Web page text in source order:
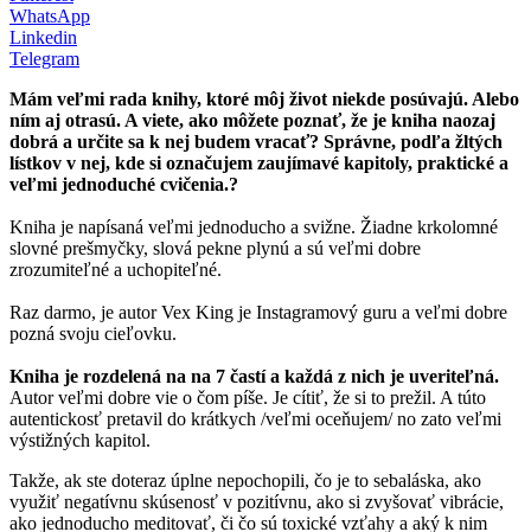
WhatsApp
Linkedin
Telegram
Mám veľmi rada knihy, ktoré môj život niekde posúvajú. Alebo
ním aj otrasú. A viete, ako môžete poznať, že je kniha naozaj
dobrá a určite sa k nej budem vracať? Správne, podľa žltých
lístkov v nej, kde si označujem zaujímavé kapitoly, praktické a
veľmi jednoduché cvičenia.?
Kniha je napísaná veľmi jednoducho a svižne. Žiadne krkolomné
slovné prešmyčky, slová pekne plynú a sú veľmi dobre
zrozumiteľné a uchopiteľné.
Raz darmo, je autor Vex King je Instagramový guru a veľmi dobre
pozná svoju cieľovku.
Kniha je rozdelená na na 7 častí a každá z nich je uveriteľná.
Autor veľmi dobre vie o čom píše. Je cítiť, že si to prežil. A túto
autentickosť pretavil do krátkych /veľmi oceňujem/ no zato veľmi
výstižných kapitol.
Takže, ak ste doteraz úplne nepochopili, čo je to sebaláska, ako
využiť negatívnu skúsenosť v pozitívnu, ako si zvyšovať vibrácie,
ako jednoducho meditovať, či čo sú toxické vzťahy a aký k nim